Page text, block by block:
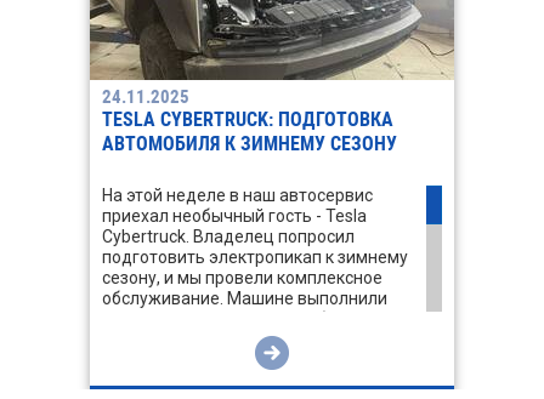
24.11.2025
TESLA CYBERTRUCK: ПОДГОТОВКА
АВТОМОБИЛЯ К ЗИМНЕМУ СЕЗОНУ
На этой неделе в наш автосервис
приехал необычный гость - Tesla
Cybertruck. Владелец попросил
подготовить электропикап к зимнему
сезону, и мы провели комплексное
обслуживание. Машине выполнили
установкой нового комплекта резины,
а также балансировку колёс и